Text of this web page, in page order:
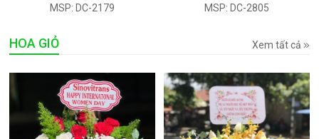
MSP: DC-2179
MSP: DC-2805
HOA GIỎ Xem tất cả